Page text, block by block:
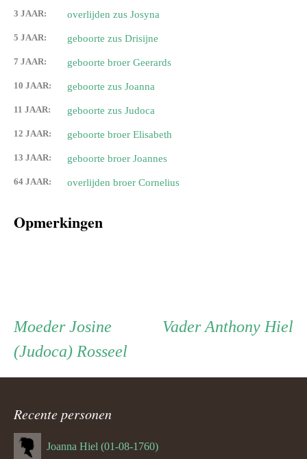
3 JAAR: overlijden zus Josyna
5 JAAR: geboorte zus Drisijne
7 JAAR: geboorte broer Geerards
10 JAAR: geboorte zus Joanna
11 JAAR: geboorte zus Judoca
12 JAAR: geboorte broer Elisabeth
13 JAAR: geboorte broer Joannes
64 JAAR: overlijden broer Cornelius
Opmerkingen
Persoon
ouder
navigatie
Vader Vader
Anthony Hiel
MoederMoeder
Josine
(Judoca) Rosseel
Recente personen
Joanna Hiel (01-08-1760)